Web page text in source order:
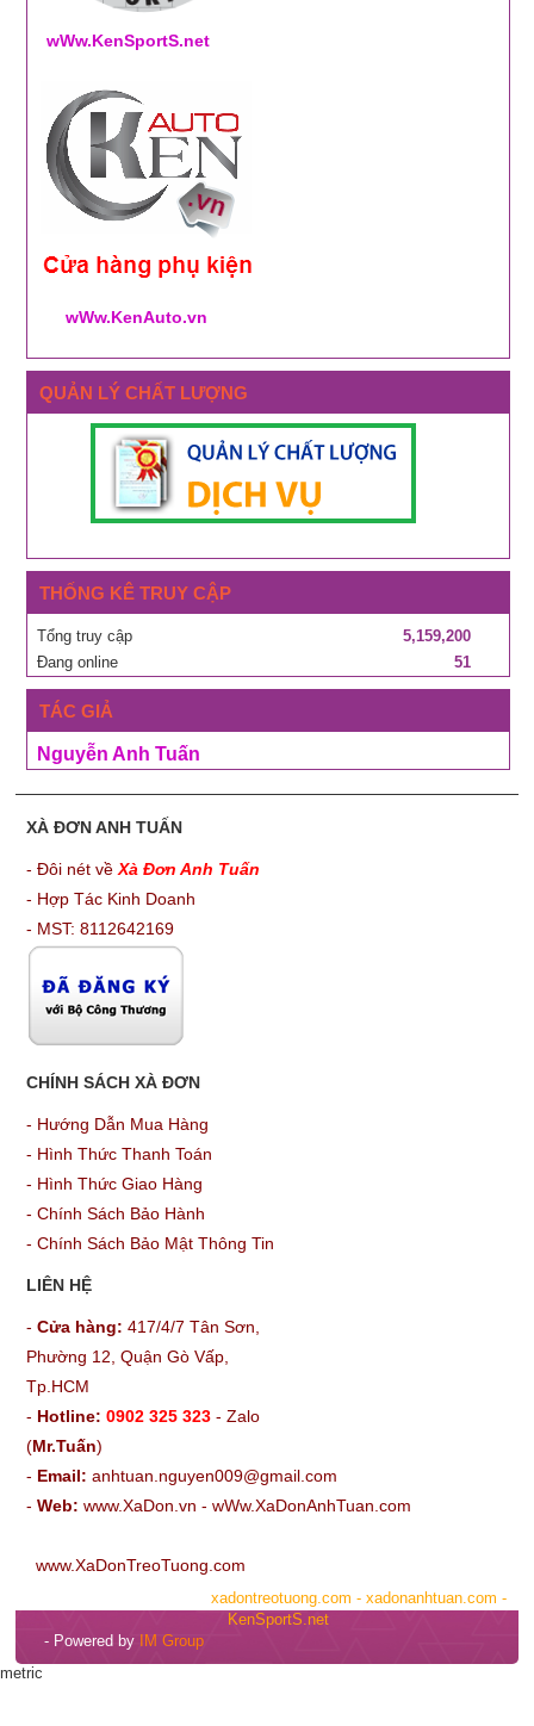
wWw.KenSportS.net
wWw.KenAuto.vn
QUẢN LÝ CHẤT LƯỢNG
THỐNG KÊ TRUY CẬP
Tổng truy cập
5,159,200
Đang online
51
TÁC GIẢ
Nguyễn Anh Tuấn
XÀ ĐƠN ANH TUẤN
- Đôi nét về Xà Đơn Anh Tuấn
- Hợp Tác Kinh Doanh
- MST: 8112642169
CHÍNH SÁCH XÀ ĐƠN
- Hướng Dẫn Mua Hàng
- Hình Thức Thanh Toán
- Hình Thức Giao Hàng
- Chính Sách Bảo Hành
- Chính Sách Bảo Mật Thông Tin
LIÊN HỆ
- Cửa hàng: 417/4/7 Tân Sơn,
Phường 12, Quận Gò Vấp,
Tp.HCM
- Hotline: 0902 325 323- Zalo
(Mr.Tuấn)
- Email: anhtuan.nguyen009@gmail.com
- Web: www.XaDon.vn - wWw.XaDonAnhTuan.com
www.XaDonTreoTuong.com
xadontreotuong.com - xadonanhtuan.com -
KenSportS.net
- Powered by
IM Group
metric